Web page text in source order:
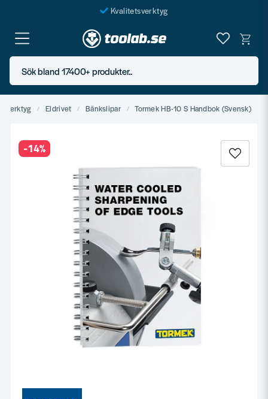
Kvalitetsverktyg
Fraktfritt över 999 SEK*
En järnhandel för alla
Butik i Göteborg
Sök bland 17400+ produkter..
Eldrivet Bänkslipar Tormek HB-10 S Handbok (Svensk)
-14%